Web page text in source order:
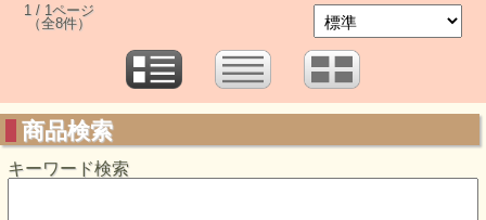
1 / 1ページ
（全8件）
商品検索
キーワード検索